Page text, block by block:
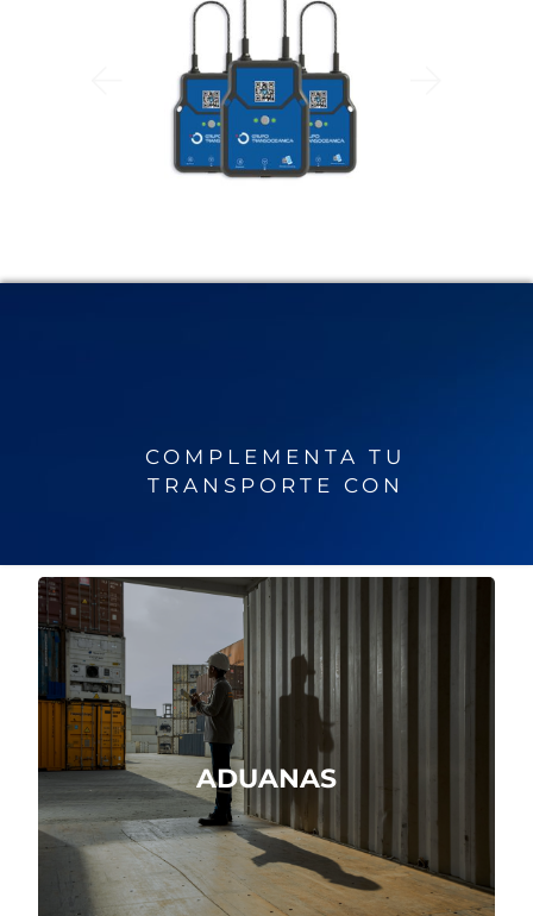
COMPLEMENTA TU
TRANSPORTE CON
ADUANAS
Somos agentes aduaneros directos.
Cotizar Ahora